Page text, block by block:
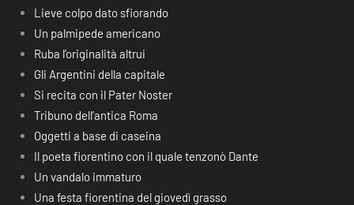
Lieve colpo dato sfiorando
Un palmipede americano
Ruba l’originalità altrui
Gli Argentini della capitale
Si recita con il Pater Noster
Tribuno dell’antica Roma
Oggetti a base di caseina
Il poeta fiorentino con il quale tenzonò Dante
Un vandalo immaturo
Una festa fiorentina del giovedì grasso